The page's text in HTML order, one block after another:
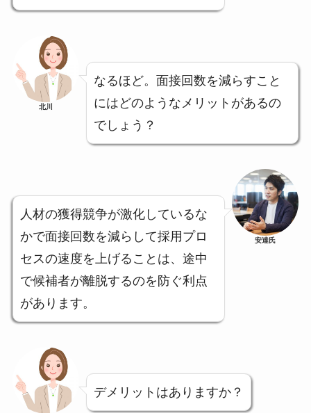
北川
なるほど。面接回数を減らすこと
にはどのようなメリットがあるの
でしょう？
人材の獲得競争が激化しているな
かで面接回数を減らして採用プロ
セスの速度を上げることは、途中
で候補者が離脱するのを防ぐ利点
があります。
安達氏
デメリットはありますか？